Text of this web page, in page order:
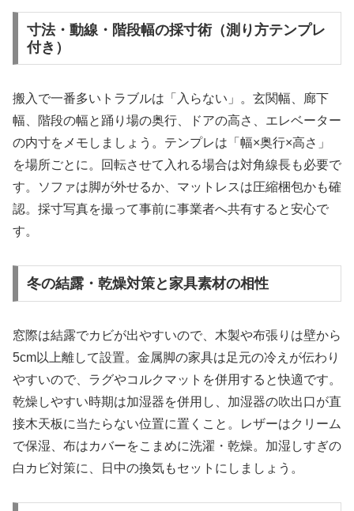
寸法・動線・階段幅の採寸術（測り方テンプレ
付き）
搬入で一番多いトラブルは「入らない」。玄関幅、廊下
幅、階段の幅と踊り場の奥行、ドアの高さ、エレベーター
の内寸をメモしましょう。テンプレは「幅×奥行×高さ」
を場所ごとに。回転させて入れる場合は対角線長も必要で
す。ソファは脚が外せるか、マットレスは圧縮梱包かも確
認。採寸写真を撮って事前に事業者へ共有すると安心で
す。
冬の結露・乾燥対策と家具素材の相性
窓際は結露でカビが出やすいので、木製や布張りは壁から
5cm以上離して設置。金属脚の家具は足元の冷えが伝わり
やすいので、ラグやコルクマットを併用すると快適です。
乾燥しやすい時期は加湿器を併用し、加湿器の吹出口が直
接木天板に当たらない位置に置くこと。レザーはクリーム
で保湿、布はカバーをこまめに洗濯・乾燥。加湿しすぎの
白カビ対策に、日中の換気もセットにしましょう。